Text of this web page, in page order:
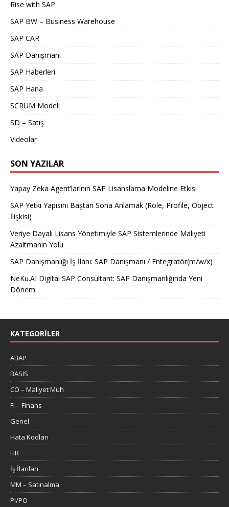
Rise with SAP
SAP BW – Business Warehouse
SAP CAR
SAP Danışmanı
SAP Haberleri
SAP Hana
SCRUM Modeli
SD – Satış
Videolar
SON YAZILAR
Yapay Zeka Agent’larının SAP Lisanslama Modeline Etkisi
SAP Yetki Yapısını Baştan Sona Anlamak (Role, Profile, Object
İlişkisi)
Veriye Dayalı Lisans Yönetimiyle SAP Sistemlerinde Maliyeti
Azaltmanın Yolu
SAP Danışmanlığı İş İlanı: SAP Danışmanı / Entegratör(m/w/x)
NeKu.AI Digital SAP Consultant: SAP Danışmanlığında Yeni
Dönem
KATEGORILER
ABAP
BASIS
CO – Maliyet Muh
FI – Finans
Genel
Hata Kodları
HR
İş İlanları
MM – Satınalma
PI/PO